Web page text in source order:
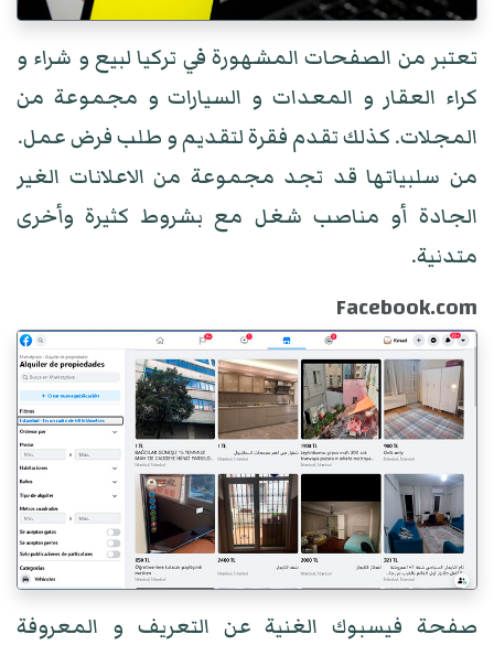
تعتبر من الصفحات المشهورة في تركيا لبيع و شراء و
كراء العقار و المعدات و السيارات و مجموعة من
المجلات. كذلك تقدم فقرة لتقديم و طلب فرض عمل.
من سلبياتها قد تجد مجموعة من الاعلانات الغير
الجادة أو مناصب شغل مع بشروط كثيرة وأخرى
متدنية.
Facebook.com
صفحة فيسبوك الغنية عن التعريف و المعروفة